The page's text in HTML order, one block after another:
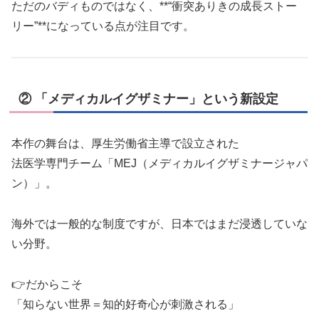
ただのバディものではなく、**“衝突ありきの成長ストー
リー”**になっている点が注目です。
② 「メディカルイグザミナー」という新設定
本作の舞台は、厚生労働省主導で設立された
法医学専門チーム「MEJ（メディカルイグザミナージャパ
ン）」。
海外では一般的な制度ですが、日本ではまだ浸透していな
い分野。
👉だからこそ
「知らない世界＝知的好奇心が刺激される」